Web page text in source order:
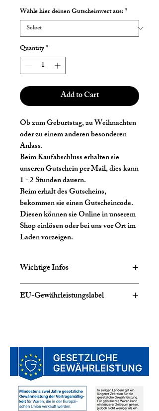
Wähle hier deinen Gutscheinwert aus:*
Quantity*
Add to Cart
Ob zum Geburtstag, zu Weihnachten
oder zu einem anderen besonderen
Anlass.
Beim Kaufabschluss erhalten sie
unseren Gutschein per Mail, dies kann
1 - 2 Stunden dauern.
Beim erhalt des Gutscheins,
bekommen sie einen Gutscheincode.
Diesen können sie Online in unserem
Shop einlösen oder bei uns vor Ort im
Laden vorzeigen.
Wichtige Infos
Dies ist ein digitales Produkt!
Nach Kaufabschluss erhalten sie
Die Mail mit dem Gutschein
kann bis zu 3 Stunden danach
kommen, je nach Auftragslage im
Shop
EU-Gewährleistungslabel